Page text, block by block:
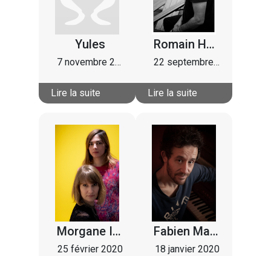
Yules
7 novembre 2021
Lire la suite
Romain Humeau
22 septembre 2020
Lire la suite
Morgane Imbeaud
25 février 2020
Fabien Martin
18 janvier 2020